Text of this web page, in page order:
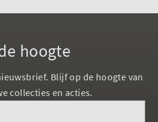
hoogte
Blijf op de hoogte van
collecties en acties.